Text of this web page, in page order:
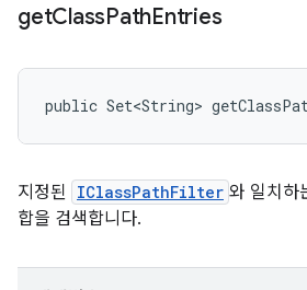
getClassPathEntries
public Set<String>
지정된 IClassPathFilter 와 일치하
합을 검색합니다.